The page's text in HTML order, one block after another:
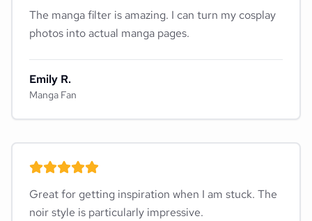
The manga filter is amazing. I can turn my cosplay
photos into actual manga pages.
Emily R.
Manga Fan
Great for getting inspiration when I am stuck. The
noir style is particularly impressive.